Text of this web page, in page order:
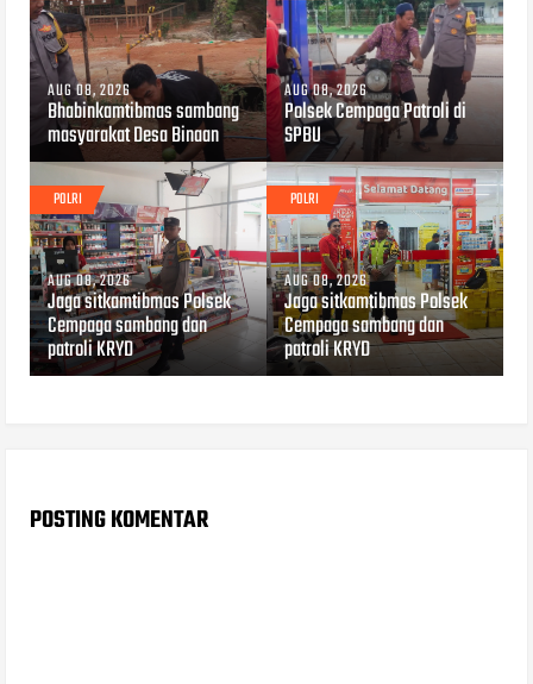
AUG 08, 2026
Bhabinkamtibmas sambang
masyarakat Desa Binaan
AUG 08, 2026
Polsek Cempaga Patroli di
SPBU
POLRI
AUG 08, 2026
Jaga sitkamtibmas Polsek
Cempaga sambang dan
patroli KRYD
POLRI
AUG 08, 2026
Jaga sitkamtibmas Polsek
Cempaga sambang dan
patroli KRYD
POSTING KOMENTAR